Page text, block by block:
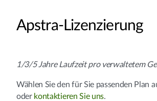
Apstra-Lizenzierung
1/3/5 Jahre Laufzeit pro verwaltetem
Wählen Sie den für Sie passenden Plan
oder kontaktieren Sie uns.